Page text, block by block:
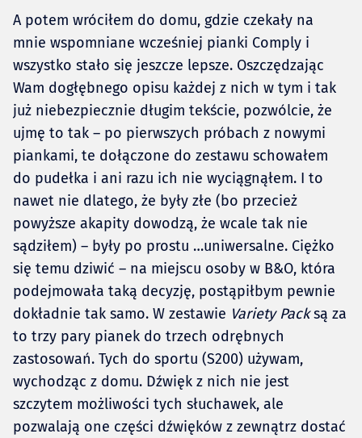
A potem wróciłem do domu, gdzie czekały na
mnie wspomniane wcześniej pianki Comply i
wszystko stało się jeszcze lepsze. Oszczędzając
Wam dogłębnego opisu każdej z nich w tym i tak
już niebezpiecznie długim tekście, pozwólcie, że
ujmę to tak – po pierwszych próbach z nowymi
piankami, te dołączone do zestawu schowałem
do pudełka i ani razu ich nie wyciągnąłem. I to
nawet nie dlatego, że były złe (bo przecież
powyższe akapity dowodzą, że wcale tak nie
sądziłem) – były po prostu …uniwersalne. Ciężko
się temu dziwić – na miejscu osoby w B&O, która
podejmowała taką decyzję, postąpiłbym pewnie
dokładnie tak samo. W zestawie Variety Packsą za
to trzy pary pianek do trzech odrębnych
zastosowań. Tych do sportu (S200) używam,
wychodząc z domu. Dźwięk z nich nie jest
szczytem możliwości tych słuchawek, ale
pozwalają one części dźwięków z zewnątrz dostać